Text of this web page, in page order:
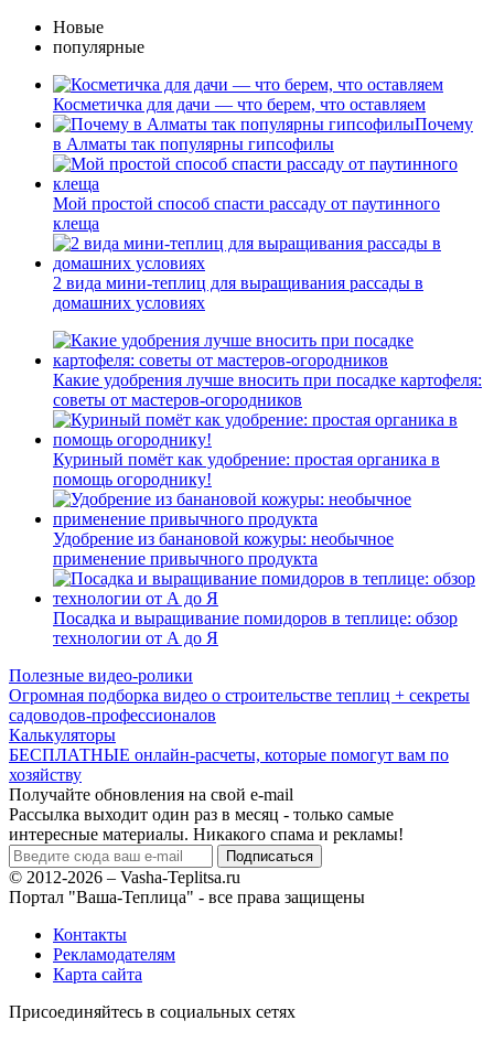
Новые
популярные
Косметичка для дачи — что берем, что оставляем
Почему
в Алматы так популярны гипсофилы
Мой простой способ спасти рассаду от паутинного
клеща
2 вида мини-теплиц для выращивания рассады в
домашних условиях
Какие удобрения лучше вносить при посадке картофеля:
советы от мастеров-огородников
Куриный помёт как удобрение: простая органика в
помощь огороднику!
Удобрение из банановой кожуры: необычное
применение привычного продукта
Посадка и выращивание помидоров в теплице: обзор
технологии от А до Я
Полезные видео-ролики
Огромная подборка видео о строительстве теплиц + секреты
садоводов-профессионалов
Калькуляторы
БЕСПЛАТНЫЕ онлайн-расчеты, которые помогут вам по
хозяйству
Получайте обновления на свой e-mail
Рассылка выходит один раз в месяц - только самые
интересные материалы. Никакого спама и рекламы!
© 2012-2026 – Vasha-Teplitsa.ru
Портал "Ваша-Теплица" - все права защищены
Контакты
Рекламодателям
Карта сайта
Присоединяйтесь в социальных сетях